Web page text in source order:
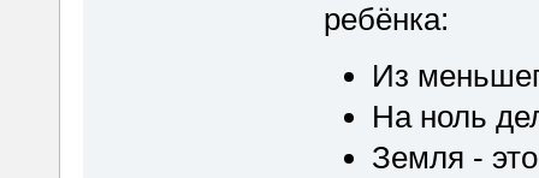
ребёнка:
Из
На ноль
Земля -